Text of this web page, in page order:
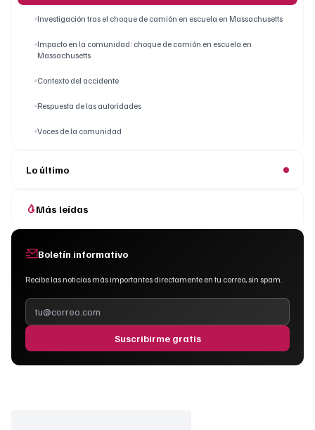
Investigación tras el choque de camión en escuela en Massachusetts
Impacto en la comunidad: choque de camión en escuela en
Massachusetts
Contexto del accidente
Respuesta de las autoridades
Voces de la comunidad
Lo último
Más leídas
Boletín informativo
Recibe las noticias más importantes directamente en tu correo, sin spam.
Suscribirme gratis